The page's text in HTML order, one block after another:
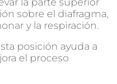
sobre el diafragma,
y la respiración.
posición ayuda a
el proceso